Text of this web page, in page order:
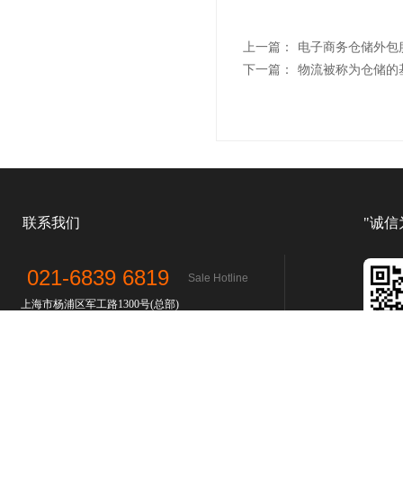
上一篇：
电子商务仓储外包
下一篇：
物流被称为仓储的
021-6839 6819
上海市杨浦区军工路1300号(总部)
联系我们
Sale Hotline
"诚信